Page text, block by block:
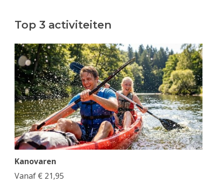
Top 3 activiteiten
Kanovaren
Vanaf € 21,95